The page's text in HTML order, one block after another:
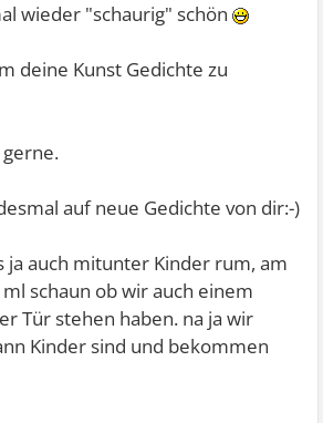
wieder "schaurig" schön
deine Kunst Gedichte zu
auf neue Gedichte von dir:-)
ja auch mitunter Kinder rum, am
schaun ob wir auch einem
Tür stehen haben. na ja wir
Kinder sind und bekommen